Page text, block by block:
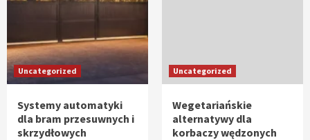
Uncategorized
Systemy automatyki
dla bram przesuwnych i
skrzydłowych
Uncategorized
Wegetariańskie
alternatywy dla
korbaczy wędzonych